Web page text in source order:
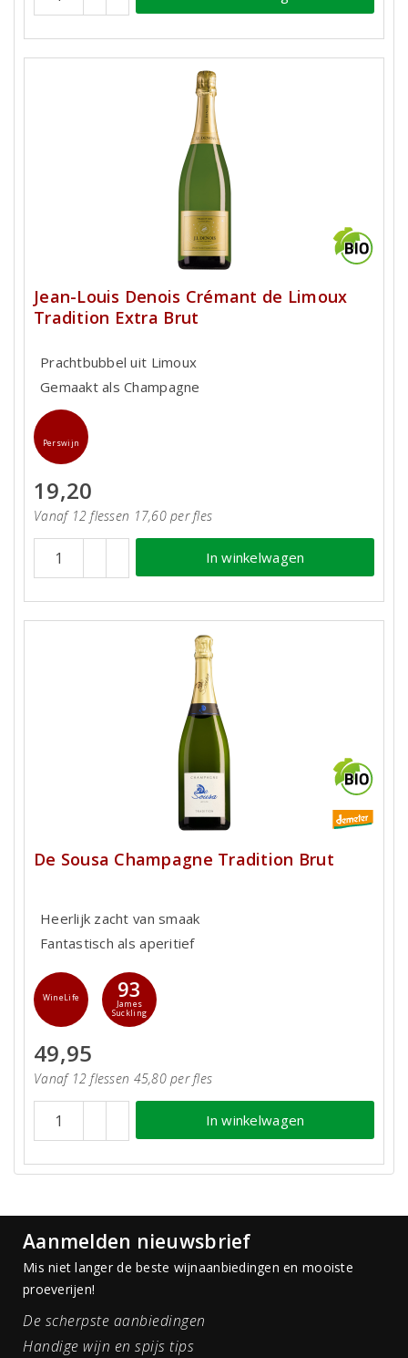
Jean-Louis Denois Crémant de Limoux
Tradition Extra Brut
Prachtbubbel uit Limoux
Gemaakt als Champagne
Perswijn
19,20
Vanaf 12 flessen 17,60 per fles
In winkelwagen
De Sousa Champagne Tradition Brut
Heerlijk zacht van smaak
Fantastisch als aperitief
WineLife 93
James
Suckling
49,95
Vanaf 12 flessen 45,80 per fles
In winkelwagen
Aanmelden nieuwsbrief
Mis niet langer de beste wijnaanbiedingen en mooiste
proeverijen!
De scherpste aanbiedingen
Handige wijn en spijs tips